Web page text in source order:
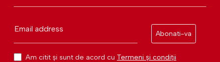
Email address
Abonati-va
Am citit și sunt de acord cu Termeni și condiții